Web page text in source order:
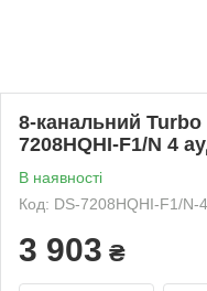
8-канальний Turbo
7208HQHI-F1/N 4
В наявності
Код: DS-7208HQHI-F1/N-4
3 903 ₴